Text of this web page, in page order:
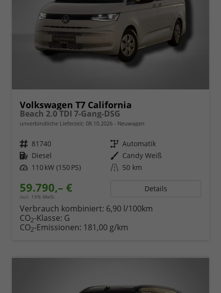
Volkswagen T7 California
Beach 2.0 TDI 7-Gang-DSG
unverbindliche Lieferzeit: 08.10.2026 Neuwagen
Fahrzeugnr. 81740 Getriebe Automatik
Kraftstoff Diesel Außenfarbe Candy Weiß
Leistung 110 kW (150 PS) Kilometerstand 50 km
59.790,– €
incl. 19% MwSt.
Details
Verbrauch kombiniert: 6,90 l/100km
CO2-Klasse: G
CO2-Emissionen: 181,00 g/km